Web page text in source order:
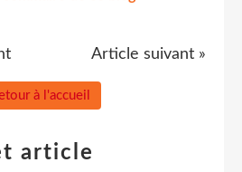
Article suivant »
à l'accueil
article